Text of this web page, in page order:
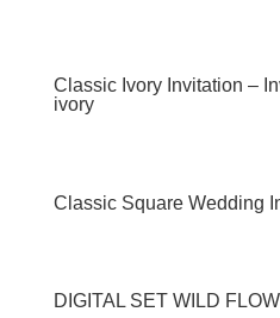
Classic Ivory Invitation –
ivory
Classic Square Wedding
DIGITAL SET WILD